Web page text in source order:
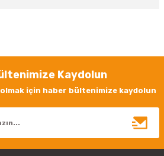
ederiz.
veya görüntülenemiyor.
Kaydolun
için haber bültenimize kaydolun